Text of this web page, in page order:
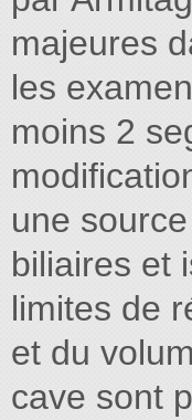
majeures
les
moins 2
une
biliaires et
limites de
et du
cave sont